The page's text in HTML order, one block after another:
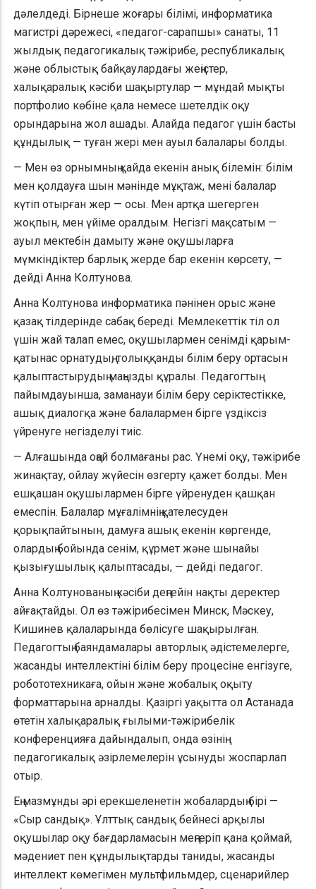
дәлелдеді. Бірнеше жоғары білімі, информатика
магистрі дәрежесі, «педагог-сарапшы» санаты, 11
жылдық педагогикалық тәжірибе, республикалық
және облыстық байқаулардағы жеңістер,
халықаралық кәсіби шақыртулар — мұндай мықты
портфолио көбіне қала немесе шетелдік оқу
орындарына жол ашады. Алайда педагог үшін басты
құндылық — туған жері мен ауыл балалары болды.
— Мен өз орнымның қайда екенін анық білемін: білім
мен қолдауға шын мәнінде мұқтаж, мені балалар
күтіп отырған жер — осы. Мен артқа шегерген
жоқпын, мен үйіме оралдым. Негізгі мақсатым —
ауыл мектебін дамыту және оқушыларға
мүмкіндіктер барлық жерде бар екенін көрсету, —
дейді Анна Колтунова.
Анна Колтунова информатика пәнінен орыс және
қазақ тілдерінде сабақ береді. Мемлекеттік тіл ол
үшін жай талап емес, оқушылармен сенімді қарым-
қатынас орнатудың, толыққанды білім беру ортасын
қалыптастырудың маңызды құралы. Педагогтың
пайымдауынша, заманауи білім беру серіктестікке,
ашық диалогқа және балалармен бірге үздіксіз
үйренуге негізделуі тиіс.
— Алғашында оңай болмағаны рас. Үнемі оқу, тәжірибе
жинақтау, ойлау жүйесін өзгерту қажет болды. Мен
ешқашан оқушылармен бірге үйренуден қашқан
емеспін. Балалар мұғалімнің қателесуден
қорықпайтынын, дамуға ашық екенін көргенде,
олардың бойында сенім, құрмет және шынайы
қызығушылық қалыптасады, — дейді педагог.
Анна Колтунованың кәсіби деңгейін нақты деректер
айғақтайды. Ол өз тәжірибесімен Минск, Мәскеу,
Кишинев қалаларында бөлісуге шақырылған.
Педагогтың баяндамалары авторлық әдістемелерге,
жасанды интеллектіні білім беру процесіне енгізуге,
робототехникаға, ойын және жобалық оқыту
форматтарына арналды. Қазіргі уақытта ол Астанада
өтетін халықаралық ғылыми-тәжірибелік
конференцияға дайындалып, онда өзінің
педагогикалық әзірлемелерін ұсынуды жоспарлап
отыр.
Ең мазмұнды әрі ерекшеленетін жобалардың бірі —
«Сыр сандық». Ұлттық сандық бейнесі арқылы
оқушылар оқу бағдарламасын меңгеріп қана қоймай,
мәдениет пен құндылықтарды таниды, жасанды
интеллект көмегімен мультфильмдер, сценарийлер